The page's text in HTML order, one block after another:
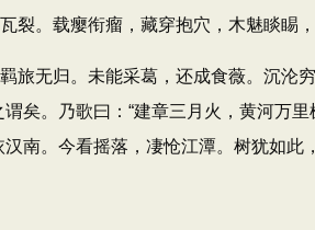
裂。载瘿衔瘤，藏穿抱穴，木魅睒睗，
无归。未能采葛，还成食薇。沉沦穷
谓矣。乃歌曰：“建章三月火，黄河万
汉南。今看摇落，凄怆江潭。树犹如此